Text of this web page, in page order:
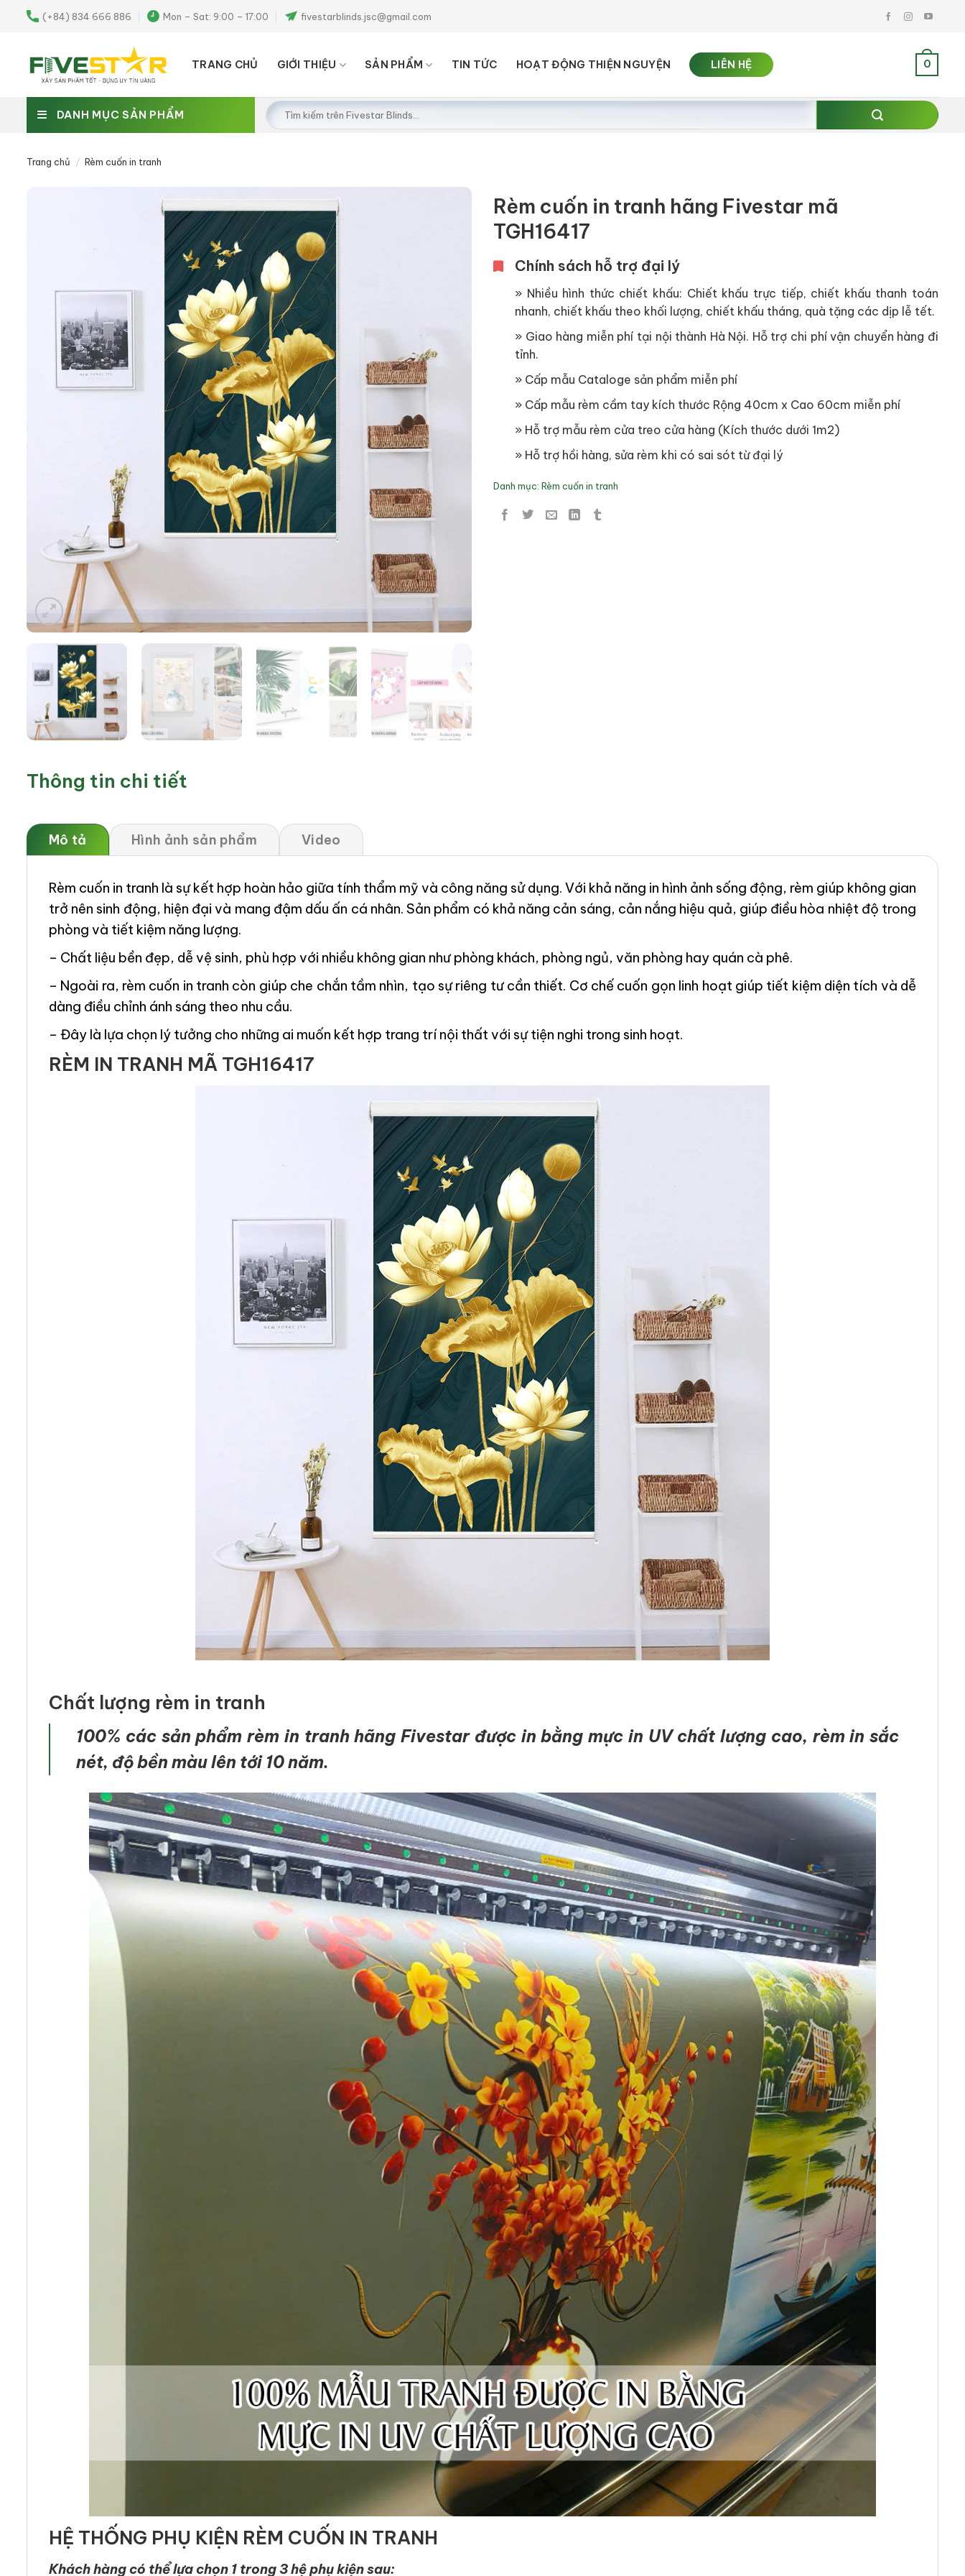
(+84) 834 666 886 Mon – Sat: 9:00 – 17:00 fivestarblinds.jsc@gmail.com
TRANG CHỦ GIỚI THIỆU SẢN PHẨM TIN TỨC HOẠT ĐỘNG THIỆN NGUYỆN LIÊN HỆ 0
DANH MỤC SẢN PHẨM
Tìm
kiếm:
Trang chủ / Rèm cuốn in tranh
Rèm cuốn in tranh hãng Fivestar mã
TGH16417
Chính sách hỗ trợ đại lý
» Nhiều hình thức chiết khấu: Chiết khấu trực tiếp, chiết khấu thanh toán
nhanh, chiết khấu theo khối lượng, chiết khấu tháng, quà tặng các dịp lễ tết.
» Giao hàng miễn phí tại nội thành Hà Nội. Hỗ trợ chi phí vận chuyển hàng đi
tỉnh.
» Cấp mẫu Cataloge sản phẩm miễn phí
» Cấp mẫu rèm cầm tay kích thước Rộng 40cm x Cao 60cm miễn phí
» Hỗ trợ mẫu rèm cửa treo cửa hàng (Kích thước dưới 1m2)
» Hỗ trợ hồi hàng, sửa rèm khi có sai sót từ đại lý
Danh mục: Rèm cuốn in tranh
Thông tin chi tiết
Mô tả Hình ảnh sản phẩm Video
Rèm cuốn in tranh là sự kết hợp hoàn hảo giữa tính thẩm mỹ và công năng sử dụng. Với khả năng in hình ảnh sống động, rèm giúp không gian
trở nên sinh động, hiện đại và mang đậm dấu ấn cá nhân. Sản phẩm có khả năng cản sáng, cản nắng hiệu quả, giúp điều hòa nhiệt độ trong
phòng và tiết kiệm năng lượng.
– Chất liệu bền đẹp, dễ vệ sinh, phù hợp với nhiều không gian như phòng khách, phòng ngủ, văn phòng hay quán cà phê.
– Ngoài ra, rèm cuốn in tranh còn giúp che chắn tầm nhìn, tạo sự riêng tư cần thiết. Cơ chế cuốn gọn linh hoạt giúp tiết kiệm diện tích và dễ
dàng điều chỉnh ánh sáng theo nhu cầu.
– Đây là lựa chọn lý tưởng cho những ai muốn kết hợp trang trí nội thất với sự tiện nghi trong sinh hoạt.
RÈM IN TRANH MÃ TGH16417
Chất lượng rèm in tranh
100% các sản phẩm rèm in tranh hãng Fivestar được in bằng mực in UV chất lượng cao, rèm in sắc
nét, độ bền màu lên tới 10 năm.
HỆ THỐNG PHỤ KIỆN RÈM CUỐN IN TRANH
Khách hàng có thể lựa chọn 1 trong 3 hệ phụ kiện sau: